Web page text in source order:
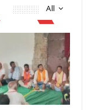
All